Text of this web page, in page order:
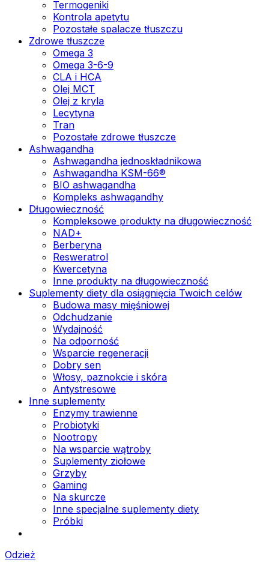
Termogeniki
Kontrola apetytu
Pozostałe spalacze tłuszczu
Zdrowe tłuszcze
Omega 3
Omega 3-6-9
CLA i HCA
Olej MCT
Olej z kryla
Lecytyna
Tran
Pozostałe zdrowe tłuszcze
Ashwagandha
Ashwagandha jednoskładnikowa
Ashwagandha KSM-66®
BIO ashwagandha
Kompleks ashwagandhy
Długowieczność
Kompleksowe produkty na długowieczność
NAD+
Berberyna
Resweratrol
Kwercetyna
Inne produkty na długowieczność
Suplementy diety dla osiągnięcia Twoich celów
Budowa masy mięśniowej
Odchudzanie
Wydajność
Na odporność
Wsparcie regeneracji
Dobry sen
Włosy, paznokcie i skóra
Antystresowe
Inne suplementy
Enzymy trawienne
Probiotyki
Nootropy
Na wsparcie wątroby
Suplementy ziołowe
Grzyby
Gaming
Na skurcze
Inne specjalne suplementy diety
Próbki
Odzież